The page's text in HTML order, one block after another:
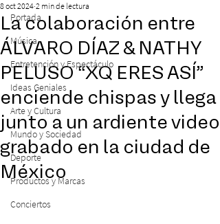
Portada
Música
Entretención y Espectáculo
Ideas Geniales
Arte y Cultura
Mundo y Sociedad
Deporte
Productos y Marcas
Conciertos
La colaboración entre
ÁLVARO DÍAZ & NATHY
PELUSO “XQ ERES ASÍ”
enciende chispas y llega
junto a un ardiente video
grabado en la ciudad de
México
8 oct 2024 2 min de lectura